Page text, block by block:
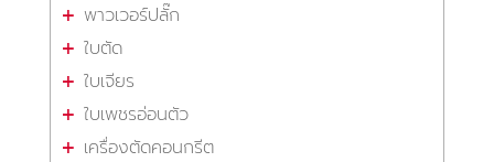
พาวเวอร์ปลั๊ก
ใบตัด
ใบเจียร
ใบเพชรอ่อนตัว
เครื่องตัดคอนกรีต